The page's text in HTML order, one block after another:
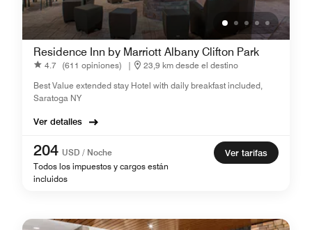
Residence Inn by Marriott Albany Clifton Park
4.7 (611 opiniones) |
23,9 km desde el destino
Best Value extended stay Hotel with daily breakfast included,
Saratoga NY
Ver detalles
204 USD / Noche
Todos los impuestos y cargos están
incluidos
Ver tarifas